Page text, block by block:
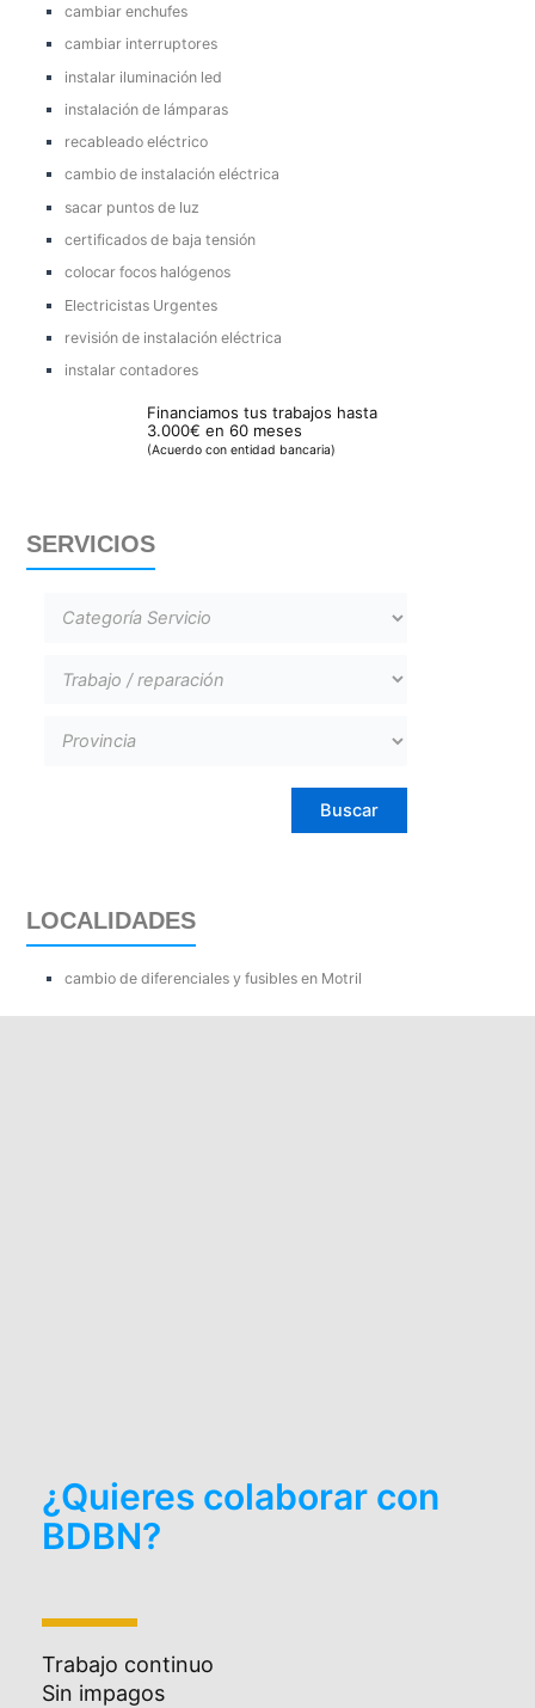
cambiar enchufes
cambiar interruptores
instalar iluminación led
instalación de lámparas
recableado eléctrico
cambio de instalación eléctrica
sacar puntos de luz
certificados de baja tensión
colocar focos halógenos
Electricistas Urgentes
revisión de instalación eléctrica
instalar contadores
Financiamos tus trabajos hasta
3.000€ en 60 meses
(Acuerdo con entidad bancaria)
SERVICIOS
LOCALIDADES
cambio de diferenciales y fusibles en Motril
¿Quieres colaborar con
BDBN?
Trabajo continuo
Sin impagos